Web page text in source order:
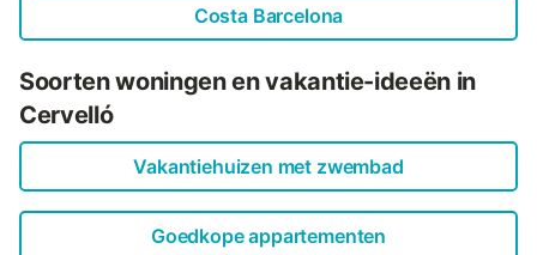
Costa Barcelona
Soorten woningen en vakantie-ideeën in
Cervelló
Vakantiehuizen met zwembad
Goedkope appartementen